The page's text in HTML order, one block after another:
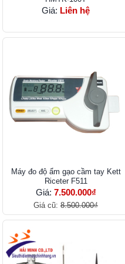
Giá: Liên hệ
Máy đo độ ẩm gạo cầm tay Kett
Riceter F511
Giá: 7.500.000₫
Giá cũ: 8.500.000₫